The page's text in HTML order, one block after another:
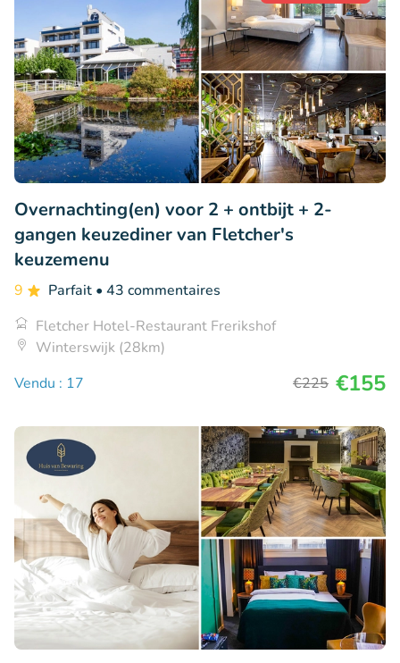
Overnachting(en) voor 2 + ontbijt + 2-
gangen keuzediner van Fletcher's
keuzemenu
9 Parfait • 43 commentaires
Fletcher Hotel-Restaurant Frerikshof
Winterswijk (28km)
Vendu : 17
€225 €155